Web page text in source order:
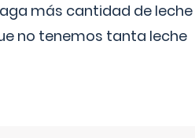
más cantidad de leche
no tenemos tanta leche